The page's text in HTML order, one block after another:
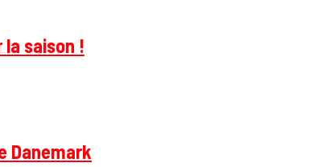
saison !
Danemark